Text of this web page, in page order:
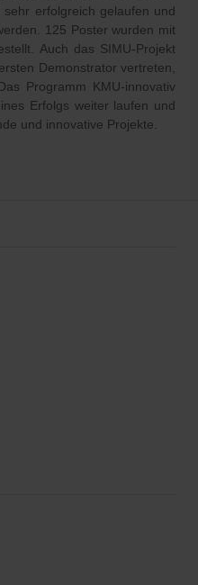
erfolgreich gelaufen und
125 Poster wurden mit
Auch das SIMU-Projekt
Demonstrator vertreten,
Programm KMU-innovativ
Erfolgs weiter laufen und
und innovative Projekte.